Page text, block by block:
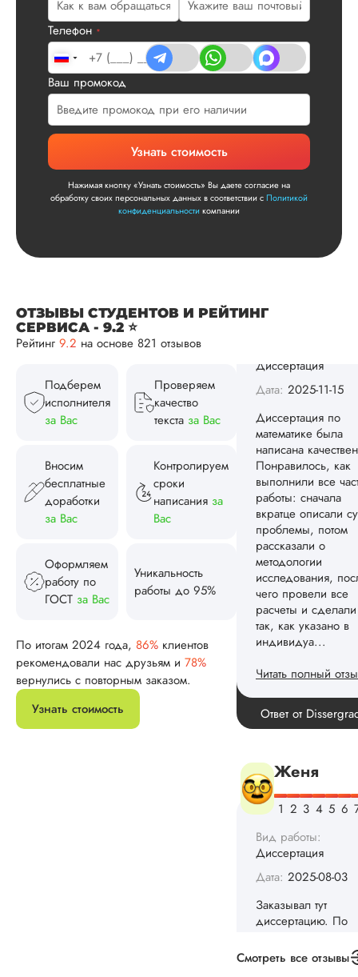
Телефон *
Ваш промокод
Узнать стоимость
Нажимая кнопку «Узнать стоимость» Вы даете согласие на
обработку своих персональных данных в соответствии сПолитикой
конфиденциальностикомпании
ОТЗЫВЫ СТУДЕНТОВ И РЕЙТИНГ
СЕРВИСА - 9.2 ⭐
Рейтинг 9.2 на основе 821 отзывов
Подберем
исполнителя
за Вас
Проверяем
качество
текста за Вас
Вносим
бесплатные
доработки
за Вас
Контролируем
сроки
написания за
Вас
Оформляем
работу по
ГОСТ за Вас
Уникальность
работы до 95%
По итогам 2024 года, 86% клиентов
рекомендовали нас друзьям и 78%
вернулись с повторным заказом.
Узнать стоимость
Читаем ваши слова
улыбкой! Спасибо.
Ответ от
Сергей
Вид работы:
2025-11-15
Диссертация по
Понравилось, как
проблемы, потом
рассказали о
исследования,
чего провели все
расчеты и
так, как указано в
индивидуа...
Читать полный
Спасибо!
ваши слова
Ответ от
Женя
Вид работы:
Диссертация
Дата:2025-08-03
диссертацию. По
срокам и
конечно, для меня
внушительно, но
выхода не
не успел бы
самостоятельно.
Понравилось то,
держал меня в
о статусе заказа.
исследования
Смотреть все отзывы